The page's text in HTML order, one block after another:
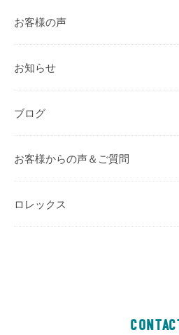
お客様の声
お知らせ
ブログ
お客様からの声＆ご質問
ロレックス